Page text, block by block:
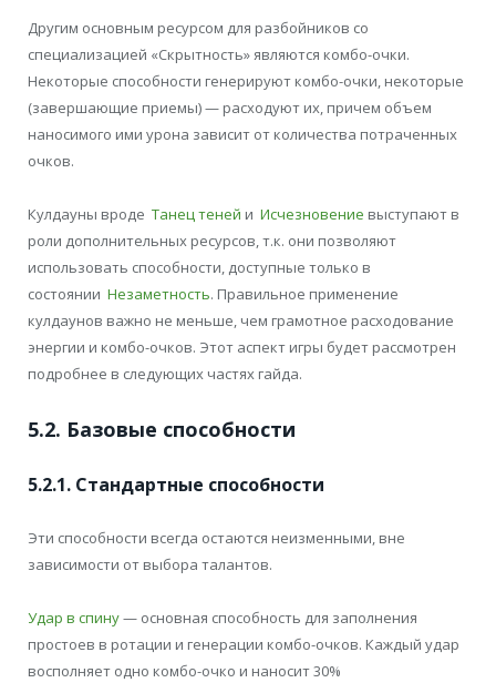
Другим основным ресурсом для разбойников со
специализацией «Скрытность» являются комбо-очки.
Некоторые способности генерируют комбо-очки, некоторые
(завершающие приемы) — расходуют их, причем объем
наносимого ими урона зависит от количества потраченных
очков.
Кулдауны вроде Танец теней и Исчезновение выступают в
роли дополнительных ресурсов, т.к. они позволяют
использовать способности, доступные только в
состоянии Незаметность. Правильное применение
кулдаунов важно не меньше, чем грамотное расходование
энергии и комбо-очков. Этот аспект игры будет рассмотрен
подробнее в следующих частях гайда.
5.2. Базовые способности
5.2.1. Стандартные способности
Эти способности всегда остаются неизменными, вне
зависимости от выбора талантов.
Удар в спину— основная способность для заполнения
простоев в ротации и генерации комбо-очков. Каждый удар
восполняет одно комбо-очко и наносит 30%